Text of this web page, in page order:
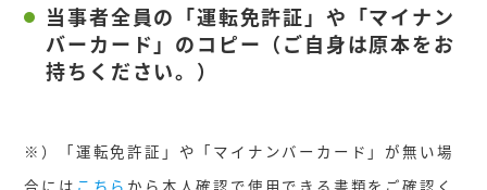
当事者全員の「運転免許証」や「マイナン
バーカード」のコピー（ご自身は原本をお
持ちください。）
※）「運転免許証」や「マイナンバーカード」が無い場